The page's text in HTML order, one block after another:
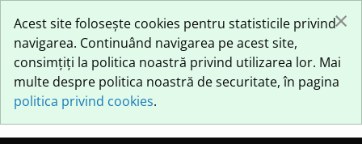
Acest site folosește cookies pentru statisticile privind
navigarea. Continuând navigarea pe acest site,
consimțiți la politica noastră privind utilizarea lor. Mai
multe despre politica noastră de securitate, în pagina
politica privind cookies.
×